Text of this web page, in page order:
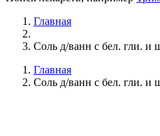
Главная
Соль д/ванн с бел. гли.
Главная
Соль д/ванн с бел. гли.